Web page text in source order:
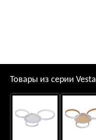
Товары из серии Vesta